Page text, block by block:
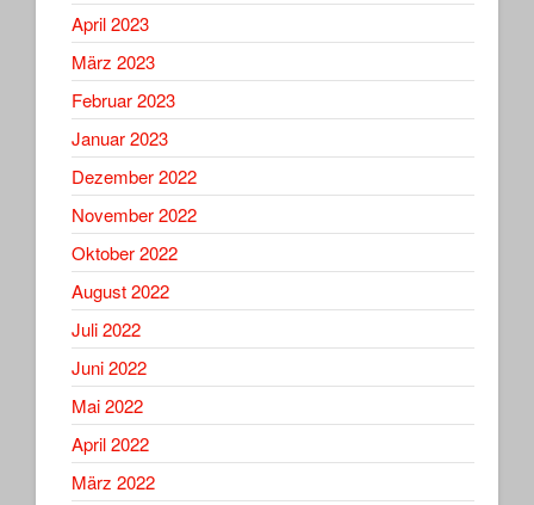
April 2023
März 2023
Februar 2023
Januar 2023
Dezember 2022
November 2022
Oktober 2022
August 2022
Juli 2022
Juni 2022
Mai 2022
April 2022
März 2022